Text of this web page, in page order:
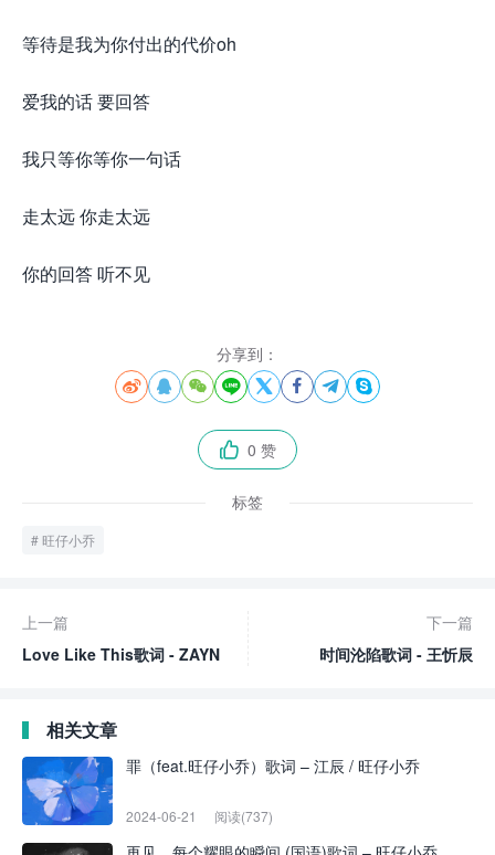
等待是我为你付出的代价oh
爱我的话 要回答
我只等你等你一句话
走太远 你走太远
你的回答 听不见
分享到：
       
 0 赞
标签
旺仔小乔
上一篇
Love Like This歌词 - ZAYN
下一篇
时间沦陷歌词 - 王忻辰
相关文章
罪（feat.旺仔小乔）歌词 – 江辰 / 旺仔小乔
2024-06-21 阅读(737)